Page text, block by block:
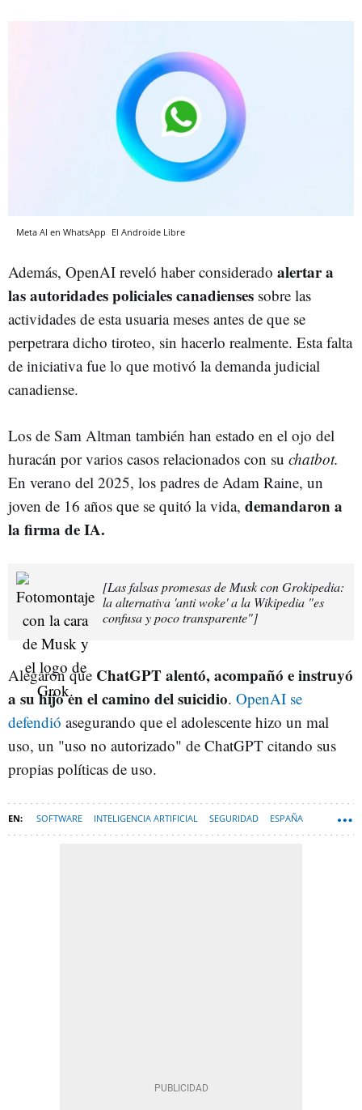
Meta AI en WhatsApp El Androide Libre
Además, OpenAI reveló haber considerado alertar a
las autoridades policiales canadienses sobre las
actividades de esta usuaria meses antes de que se
perpetrara dicho tiroteo, sin hacerlo realmente. Esta falta
de iniciativa fue lo que motivó la demanda judicial
canadiense.
Los de Sam Altman también han estado en el ojo del
huracán por varios casos relacionados con su chatbot.
En verano del 2025, los padres de Adam Raine, un
joven de 16 años que se quitó la vida, demandaron a
la firma de IA.
[Las falsas promesas de Musk con Grokipedia:
la alternativa 'anti woke' a la Wikipedia "es
confusa y poco transparente"]
Alegaron que ChatGPT alentó, acompañó e instruyó
a su hijo en el camino del suicidio. OpenAI se
defendió asegurando que el adolescente hizo un mal
uso, un "uso no autorizado" de ChatGPT citando sus
propias políticas de uso.
SOFTWARE INTELIGENCIA ARTIFICIAL SEGURIDAD ESPAÑA